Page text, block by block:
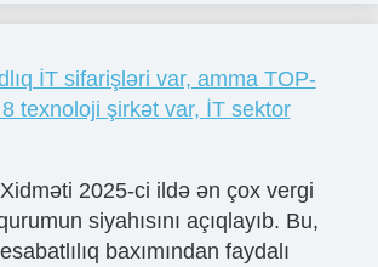
İT sifarişləri var, amma TOP-
texnoloji şirkət var, İT sektor
2025-ci ildə ən çox vergi
siyahısını açıqlayıb. Bu,
baxımından faydalı